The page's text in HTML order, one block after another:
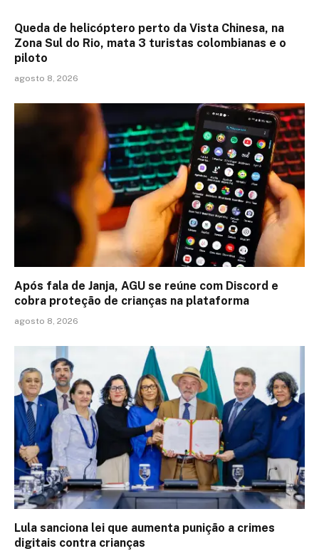
Queda de helicóptero perto da Vista Chinesa, na
Zona Sul do Rio, mata 3 turistas colombianas e o
piloto
agosto 8, 2026
Após fala de Janja, AGU se reúne com Discord e
cobra proteção de crianças na plataforma
agosto 8, 2026
Lula sanciona lei que aumenta punição a crimes
digitais contra crianças